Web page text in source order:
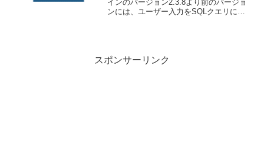
インのバージョン2.3.8より前のバージョ
ンには、ユーザー入力をSQLクエリに連
スポンサーリンク